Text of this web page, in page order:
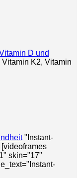
D und
K2, Vitamin
"Instant-
skin="17"